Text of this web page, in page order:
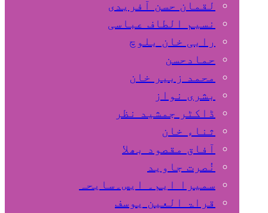
لقمان حسن آفریدی
نسیم الطاف عباسی
رابی خان بلوچ
حمادحسن
محمد زبیر خان
بشری نواز
ڈاکٹر جمشید نظر
ثناء خان
آفاق مقصود بھلا
نُصرت جاوید
سمیرا ایم۔ ایس۔سایحہ
قراۃ العین یوسف